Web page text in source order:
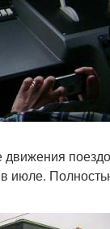
июле.